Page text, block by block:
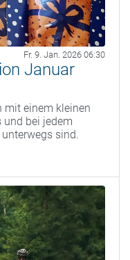
Fr. 9. Jan. 2026 06:30
Januar
mit einem kleinen
und bei jedem
sind.